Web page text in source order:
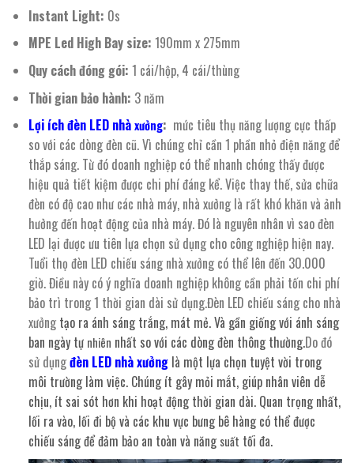
Instant Light: 0s
MPE Led High Bay size: 190mm x 275mm
Quy cách đóng gói: 1 cái/hộp, 4 cái/thùng
Thời gian bảo hành: 3 năm
Lợi ích đèn LED nhàxưởng: mức tiêu thụ năng lượng cực thấp
so với các dòng đèn cũ. Vì chúng chỉ cần 1 phần nhỏ điện năng để
thắp sáng. Từ đó doanh nghiệp có thể nhanh chóng thấy được
hiệu quả tiết kiệm được chi phí đáng kể. Việc thay thế, sửa chữa
đèn có độ cao như các nhà máy, nhà xưởng là rất khó khăn và ảnh
hưởng đến hoạt động của nhà máy. Đó là nguyên nhân vì sao đèn
LED lại được ưu tiên lựa chọn sử dụng cho công nghiệp hiện nay.
Tuổi thọ đèn LED chiếu sáng nhà xưởng có thể lên đến 30.000
giờ. Điều này có ý nghĩa doanh nghiệp không cần phải tốn chi phí
bảo trì trong 1 thời gian dài sử dụng.Đèn LED chiếu sáng cho nhà
xưởngtạo ra ánh sáng trắng, mát mẻ. Và gần giống với ánh sáng
ban ngày tự nhiên nhất so với các dòng đèn thông thường.Do đó
sử dụngđèn LED nhà xưởng là một lựa chọn tuyệt vời trong
môi trường làm việc. Chúng ít gây mỏi mắt, giúp nhân viên dễ
chịu, ít sai sót hơn khi hoạt động thời gian dài. Quan trọng nhất,
lối ra vào, lối đi bộ và các khu vực bưng bê hàng có thể được
chiếu sáng để đảm bảo an toàn và năngsuất tối đa.